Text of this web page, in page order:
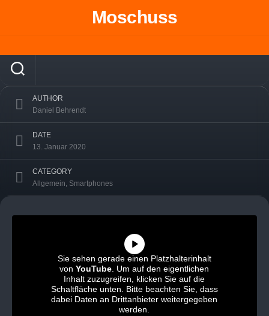
Moschuss
AUTHOR
Daniel Behrendt
DATE
13. Januar 2020
CATEGORY
Allgemein, Smartphones
Sie sehen gerade einen Platzhalterinhalt
vonYouTube . Um auf den eigentlichen
Inhalt zuzugreifen, klicken Sie auf die
Schaltfläche unten. Bitte beachten Sie, dass
dabei Daten an Drittanbieter weitergegeben
werden.